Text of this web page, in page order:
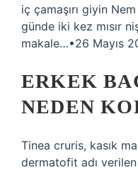
iç çamaşırı giyin
günde iki kez mısır
makale…•26 Mayıs
ERKEK
NEDEN
Tinea cruris, kasık
dermatofit adı